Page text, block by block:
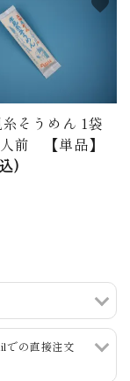
そうめん 1袋
前 【単品】
)
favorite
の直接注文